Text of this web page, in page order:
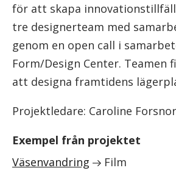
för att skapa
tre designerteam med
genom en open call i
Form/Design Center. Teamen
att designa framtidens
Projektledare: Caroline
Exempel från projektet
Väsenvandring
Film